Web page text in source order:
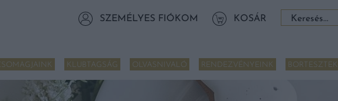
SZEMÉLYES FIÓKOM KOSÁR Keresés:
KLUBTAGSÁG OLVASNIVALÓ RENDEZVÉNYEINK BORTESZTEK